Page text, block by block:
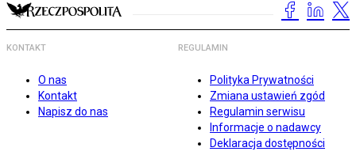
KONTAKT
O nas
Kontakt
Napisz do nas
REGULAMIN
Polityka Prywatności
Zmiana ustawień zgód
Regulamin serwisu
Informacje o nadawcy
Deklaracja dostępności